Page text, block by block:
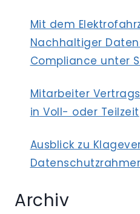
Mit dem
Nachhaltiger
Compliance unter
Mitarbeiter
in Voll- oder Teilzeit
Ausblick zu
Archiv